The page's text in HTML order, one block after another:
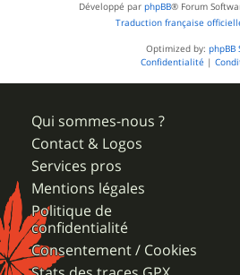
Développé par phpBB® Forum
Traduction française
Optimized by: phpBB
Confidentialité |
Qui sommes-nous ?
Contact & Logos
Services pros
Mentions légales
Politique de
confidentialité
Consentement / Cookies